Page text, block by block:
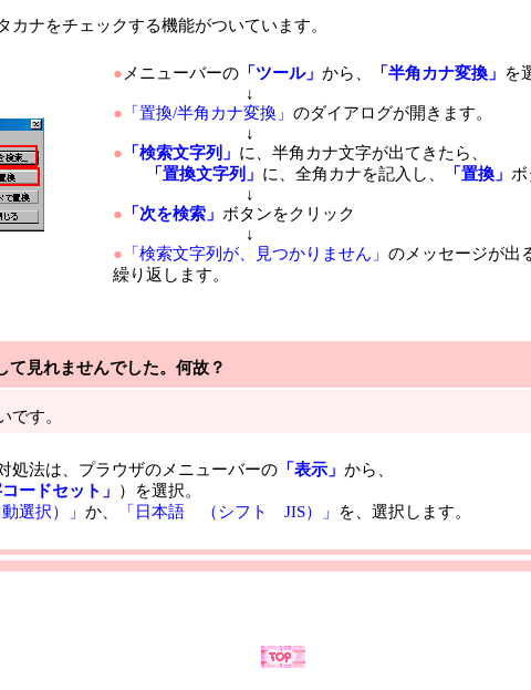
ナをチェックする機能がついています。
● メニューバーの 「ツール」 から、 「半角カナ変換」
を
↓
● 「置換/半角カナ変換」 のダイアログが開きます。
↓
● 「検索文字列」 に、半角カナ文字が出てきたら、
「置換文字列」 に、全角カナを記入し、 「置換」
↓
● 「次を検索」 ボタンをクリック
↓
● 「検索文字列が、見つかりません」 のメッセージが出
繰り返します。
て見れませんでした。何故？
です。
処法は、プラウザのメニューバーの 「表示」 から、
コードセット」
）を選択。
選択）」 か、 「日本語 （シフト JIS）」 を、選択します。